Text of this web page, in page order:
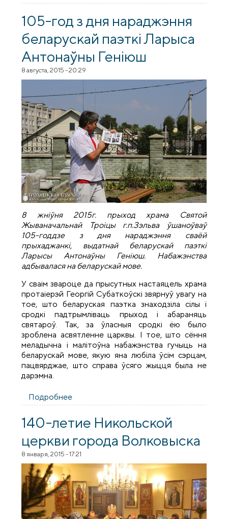
братства
105-год з дня нараджэння
беларускай паэткі Ларыса
Антонаўны Геніюш
8 августа, 2015 - 20:29
8 жніўня 2015г. прыход храма Святой
Жываначальнай Троіцы г.п.Зэльва ўшаноўваў
105-годдзе з дня нараджэння сваёй
прыхаджанкі, выдатнай беларускай паэткі
Ларысы Антонаўны Геніюш. Набажэнства
адбывалася на беларускай мове.
У сваім звароце да прысутных настаяцель храма
протаіерэй Георгій Субаткоўскі звярнуў увагу на
тое, што беларуская паэтка знаходзіла сілы і
сродкі падтрымліваць прыход і абараняць
святароў. Так, за ўласныя сродкі ёю было
зроблена асвятленне царквы. І тое, што сёння
меладычна і малітоўна набажэнства гучыць на
беларускай мове, якую яна любіла ўсім сэрцам,
пацвярджае, што справа ўсяго жыцця была не
дарэмна.
Подробнее
паэткі Ларыса Антонаўны Геніюш
140-летие Никольской
церкви города Волковыска
8 января, 2015 - 17:21